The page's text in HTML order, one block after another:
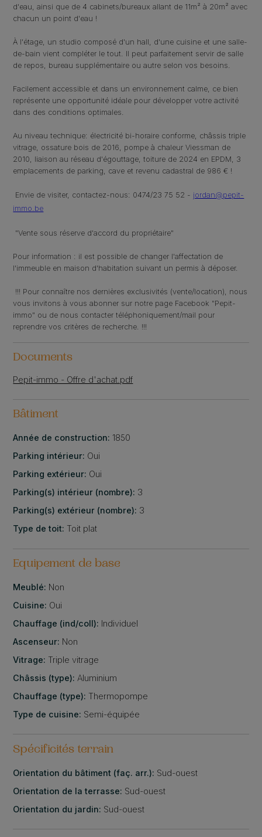
d'eau, ainsi que de 4 cabinets/bureaux allant de 11m² à 20m² avec
chacun un point d'eau !
À l'étage, un studio composé d'un hall, d'une cuisine et une salle-
de-bain vient compléter le tout. Il peut parfaitement servir de salle
de repos, bureau supplémentaire ou autre selon vos besoins.
Facilement accessible et dans un environnement calme, ce bien
représente une opportunité idéale pour développer votre activité
dans des conditions optimales.
Au niveau technique: électricité bi-horaire conforme, châssis triple
vitrage, ossature bois de 2016, pompe à chaleur Viessman de
2010, liaison au réseau d'égouttage, toiture de 2024 en EPDM, 3
emplacements de parking, cave et revenu cadastral de 986 € !
Envie de visiter, contactez-nous: 0474/23 75 52 - jordan@pepit-
immo.be
"Vente sous réserve d'accord du propriétaire"
Pour information : il est possible de changer l'affectation de
l'immeuble en maison d'habitation suivant un permis à déposer.
!!! Pour connaître nos dernières exclusivités (vente/location), nous
vous invitons à vous abonner sur notre page Facebook "Pepit-
immo" ou de nous contacter téléphoniquement/mail pour
reprendre vos critères de recherche. !!!
Documents
Pepit-immo - Offre d'achat.pdf
Bâtiment
Année de construction: 1850
Parking intérieur: Oui
Parking extérieur: Oui
Parking(s) intérieur (nombre): 3
Parking(s) extérieur (nombre): 3
Type de toit: Toit plat
Equipement de base
Meublé: Non
Cuisine: Oui
Chauffage (ind/coll): Individuel
Ascenseur: Non
Vitrage: Triple vitrage
Châssis (type): Aluminium
Chauffage (type): Thermopompe
Type de cuisine: Semi-équipée
Spécificités terrain
Orientation du bâtiment (faç. arr.): Sud-ouest
Orientation de la terrasse: Sud-ouest
Orientation du jardin: Sud-ouest